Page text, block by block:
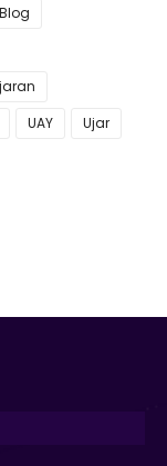
Blog
UAY Ujar